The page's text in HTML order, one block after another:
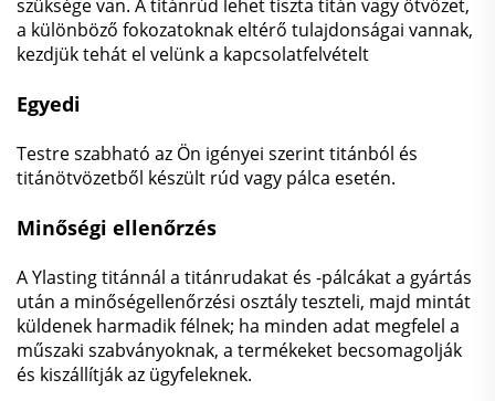
szüksége van. A titánrúd lehet tiszta titán vagy ötvözet,
a különböző fokozatoknak eltérő tulajdonságai vannak,
kezdjük tehát el velünk a kapcsolatfelvételt
Egyedi
Testre szabható az Ön igényei szerint titánból és
titánötvözetből készült rúd vagy pálca esetén.
Minőségi ellenőrzés
A Ylasting titánnál a titánrudakat és -pálcákat a gyártás
után a minőségellenőrzési osztály teszteli, majd mintát
küldenek harmadik félnek; ha minden adat megfelel a
műszaki szabványoknak, a termékeket becsomagolják
és kiszállítják az ügyfeleknek.